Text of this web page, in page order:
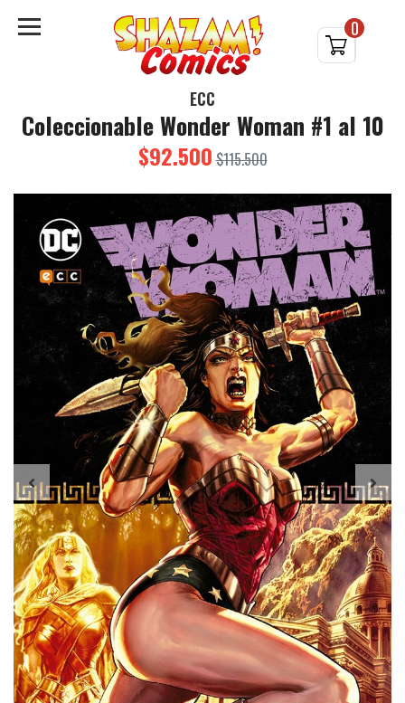
0
ECC
Coleccionable Wonder Woman #1 al 10
$92.500$115.500